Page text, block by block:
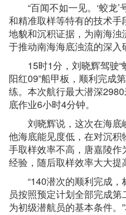
“百闻不如一见。‘蛟龙’
和精准取样等特有的技术
地貌和沉积证据，为南海
于推动南海海底浊流的深入
15时1分，刘晓辉驾驶“
阳红09”船甲板，顺利完成
练。本次航行最大潜深
底作业6小时4分钟。
刘晓辉说，这次在海底
他海底能见度低，在对沉
手取样效率不高，唐嘉陵作
经验，随后取样效率大大提
“140潜次的顺利完成，
员按照预定计划全部完成
为初级潜航员的基本条件。